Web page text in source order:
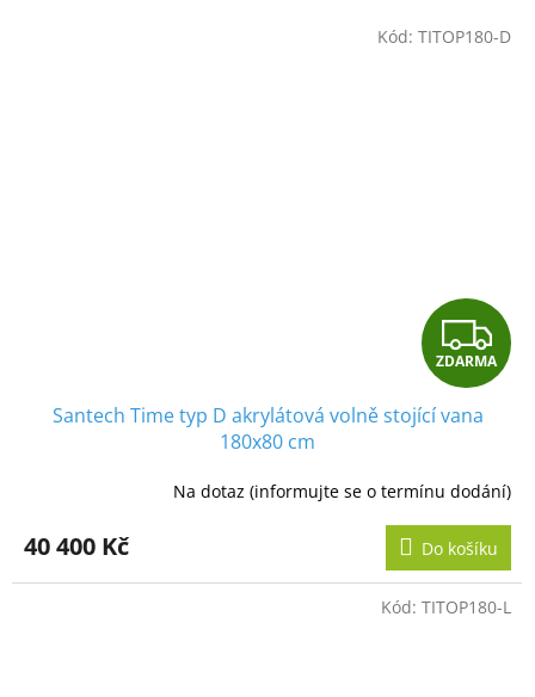
Z
D
R
M
A
ZDARMA
Santech Time typ D akrylátová volně stojící vana
180x80 cm
Na dotaz (informujte se o termínu dodání)
40 400 Kč Do košíku
Kód: TITOP180-D
Kód: TITOP180-L